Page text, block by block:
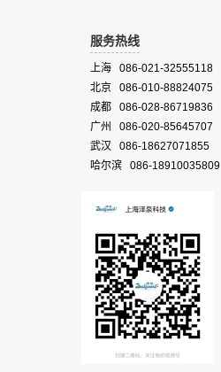
服务热线
上海 086-021-32555118
北京 086-010-88824075
成都 086-028-86719836
广州 086-020-85645707
武汉 086-18627071855
哈尔滨 086-18910035809